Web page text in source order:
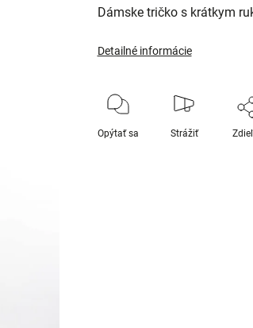
Dámske tričko s krátkym
Detailné informácie
Opýtať sa Strážiť